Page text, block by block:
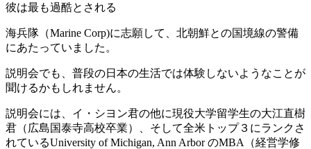
彼は最も過酷とされる
海兵隊（Marine Corp)に志願して、 北朝鮮との国境線の警備
にあたっていました。
説明会でも、普段の日本の生活では体験しないようなことが
聞けるかもしれません。
説明会には、イ・シヨン君の他に現役大学留学生の大江直樹
君（広島国泰寺高校卒業）、 そして全米トップ３にランクさ
れているUniversity of Michigan, Ann Arbor のMBA（経営学修